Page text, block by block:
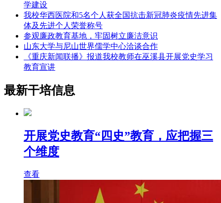
学建设
我校华西医院和5名个人获全国抗击新冠肺炎疫情先进集
体及先进个人荣誉称号
参观廉政教育基地，牢固树立廉洁意识
山东大学与尼山世界儒学中心洽谈合作
《重庆新闻联播》报道我校教师在巫溪县开展党史学习
教育宣讲
最新干培信息
开展党史教育“四史”教育，应把握三
个维度
查看